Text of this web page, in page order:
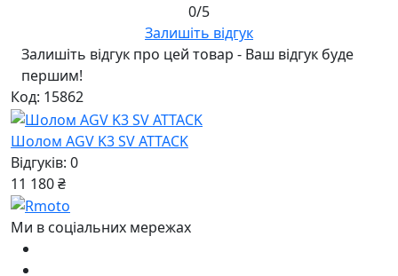
0/5
Залишіть відгук
Залишіть відгук про цей товар - Ваш відгук буде
першим!
Код: 15862
Шолом AGV K3 SV ATTACK
Відгуків: 0
11 180 ₴
Ми в соціальних мережах